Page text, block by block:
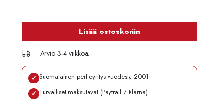
Lisää ostoskoriin
Arvio 3-4 viikkoa.
✓ Suomalainen perheyritys vuodesta 2001
✓ Turvalliset maksutavat (Paytrail / Klarna)